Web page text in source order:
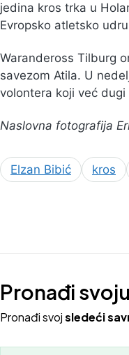
jedina kros trka u
Evropsko atletsko
Warandeross Tilburg
savezom Atila. U
volontera koji već
Naslovna fotografija
Elzan Bibić kros
Pronađi
Pronađi svojsledeći